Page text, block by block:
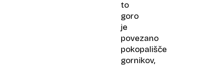
to
goro
je
povezano
pokopališče
gornikov,